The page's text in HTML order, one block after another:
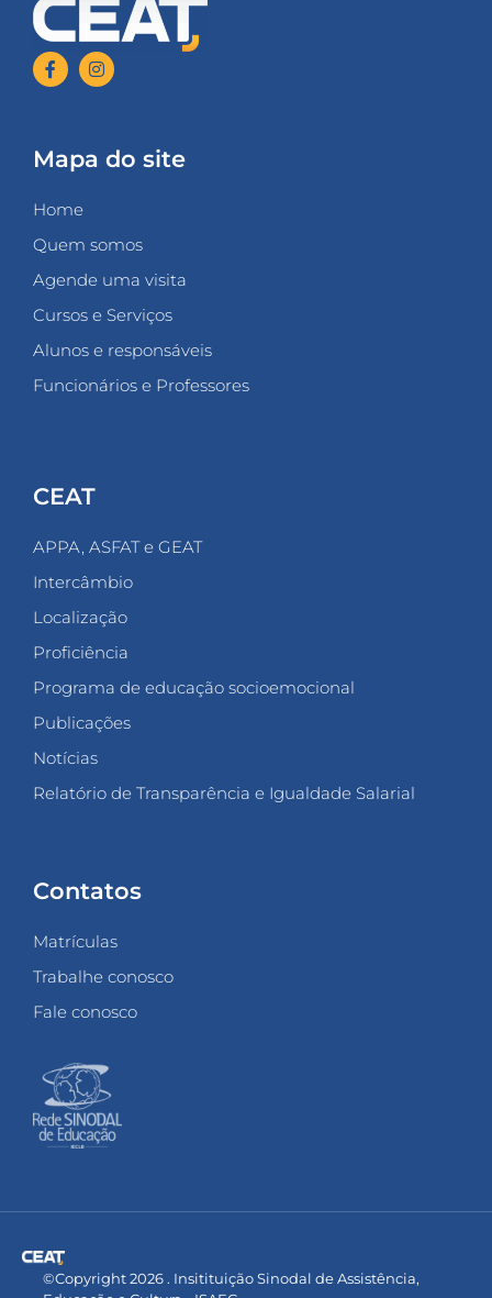
Mapa do site
Home
Quem somos
Agende uma visita
Cursos e Serviços
Alunos e responsáveis
Funcionários e Professores
CEAT
APPA, ASFAT e GEAT
Intercâmbio
Localização
Proficiência
Programa de educação socioemocional
Publicações
Notícias
Relatório de Transparência e Igualdade Salarial
Contatos
Matrículas
Trabalhe conosco
Fale conosco
©Copyright 2026 . Insitituição Sinodal de Assistência,